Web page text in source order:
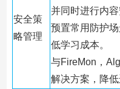
安全策
略管理
并同时进行内容
预置常用防护
低学习成本。
与FireMon，
解决方案，降低